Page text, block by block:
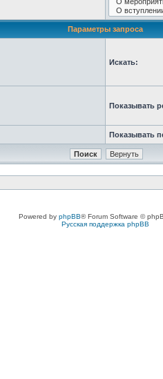
Параметры запроса
Искать:
Показывать
Показывать
Powered by phpBB® Forum Software ©
Русская поддержка phpBB